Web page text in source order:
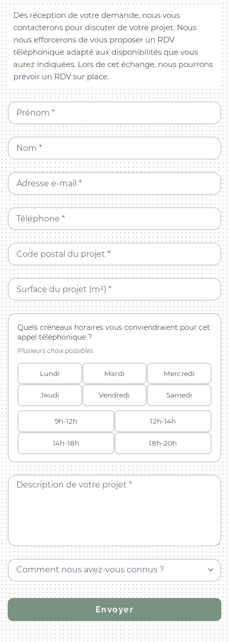
Dès réception de votre demande, nous vous
contacterons pour discuter de votre projet. Nous
nous efforcerons de vous proposer un RDV
téléphonique adapté aux disponibilités que vous
aurez indiquées. Lors de cet échange, nous pourrons
prévoir un RDV sur place.
Prénom *
Nom *
Adresse e-mail *
Téléphone *
Code postal du projet *
Surface du projet (m²) *
Quels créneaux horaires vous conviendraient pour cet
appel téléphonique ?
Plusieurs choix possibles.
Lundi Mardi Mercredi
Jeudi Vendredi Samedi
9h-12h 12h-14h
14h-18h 18h-20h
Description de votre projet *
Comment nous avez-vous connus ?